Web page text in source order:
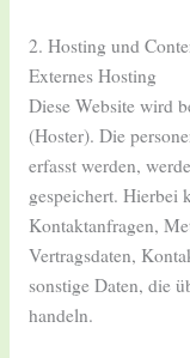
2. Hosting und
Externes Hosting
Diese Website wird
(Hoster). Die
erfasst werden,
gespeichert. Hierbei
Kontaktanfragen,
Vertragsdaten,
sonstige Daten, die
handeln.